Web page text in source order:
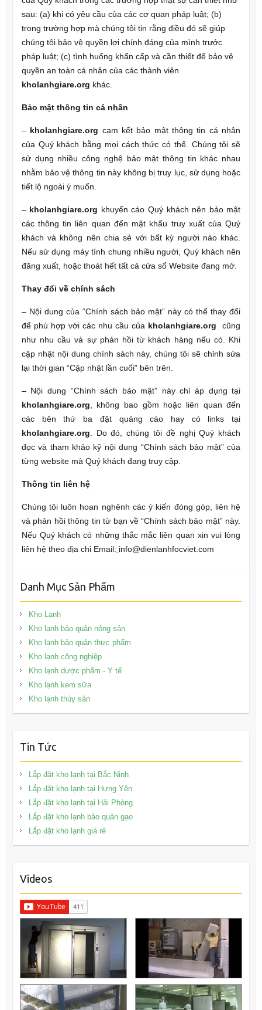
sau: (a) khi có yêu cầu của các cơ quan pháp luật; (b)
trong trường hợp mà chúng tôi tin rằng điều đó sẽ giúp
chúng tôi bảo vệ quyền lợi chính đáng của mình trước
pháp luật; (c) tình huống khẩn cấp và cần thiết để bảo vệ
quyền an toàn cá nhân của các thành viên
kholanhgiare.org khác.
Bảo mật thông tin cá nhân
– kholanhgiare.org cam kết bảo mật thông tin cá nhân
của Quý khách bằng mọi cách thức có thể. Chúng tôi sẽ
sử dụng nhiều công nghệ bảo mật thông tin khác nhau
nhằm bảo vệ thông tin này không bị truy lục, sử dụng hoặc
tiết lộ ngoài ý muốn.
– kholanhgiare.org khuyến cáo Quý khách nên bảo mật
các thông tin liên quan đến mật khẩu truy xuất của Quý
khách và không nên chia sẻ với bất kỳ người nào khác.
Nếu sử dụng máy tính chung nhiều người, Quý khách nên
đăng xuất, hoặc thoát hết tất cả cửa sổ Website đang mở.
Thay đổi về chính sách
– Nội dung của “Chính sách bảo mật” này có thể thay đổi
để phù hợp với các nhu cầu của kholanhgiare.org
cũng
như nhu cầu và sự phản hồi từ khách hàng nếu có. Khi
cập nhật nội dung chính sách này, chúng tôi sẽ chỉnh sửa
lại thời gian “Cập nhật lần cuối” bên trên.
– Nội dung “Chính sách bảo mật” này chỉ áp dụng tại
kholanhgiare.org , không bao gồm hoặc liên quan đến
các bên thứ ba đặt quảng cáo hay có links tại
kholanhgiare.org . Do đó, chúng tôi đề nghị Quý khách
đọc và tham khảo kỹ nội dung “Chính sách bảo mật” của
từng website mà Quý khách đang truy cập.
Thông tin liên hệ
Chúng tôi luôn hoan nghênh các ý kiến đóng góp, liên hệ
và phản hồi thông tin từ bạn về “Chính sách bảo mật” này.
Nếu Quý khách có những thắc mắc liên quan xin vui lòng
liên hệ theo địa chỉ Email: info@dienlanhfocviet.com
Danh Mục Sản Phẩm
Kho Lạnh
Kho lạnh bảo quản nông sản
Kho lạnh bảo quản thực phẩm
Kho lạnh công nghiệp
Kho lạnh dược phẩm - Y tế
Kho lạnh kem sữa
Kho lạnh thủy sản
Tin Tức
Lắp đặt kho lạnh tại Bắc Ninh
Lắp đặt kho lạnh tại Hưng Yên
Lắp đặt kho lạnh tại Hải Phòng
Lắp đặt kho lạnh bảo quản gạo
Lắp đặt kho lạnh giá rẻ
Videos